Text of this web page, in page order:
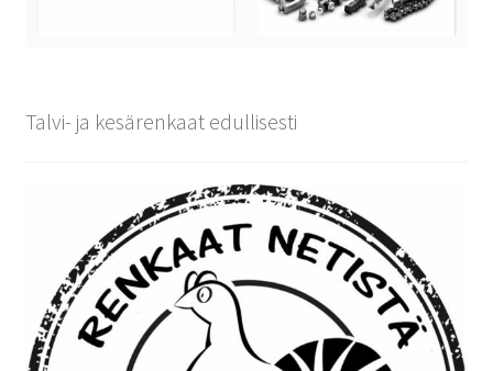
Talvi- ja kesärenkaat edullisesti